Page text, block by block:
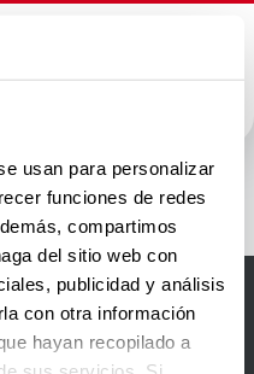
usan para personalizar
funciones de redes
compartimos
del sitio web con
publicidad y análisis
con otra información
hayan recopilado a